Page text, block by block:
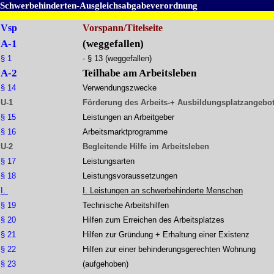
Schwerbehinderten-Ausgleichsabgabeverordnung
Vsp Vorspann/Titelseite
A-1
§ 1
A-2
§ 14
U-1
§ 15
§ 16
U-2
§ 17
§ 18
I.
§ 19
§ 20
§ 21
§ 22
§ 23
(weggefallen)
- § 13 (weggefallen)
Teilhabe am Arbeitsleben
Verwendungszwecke
Förderung des Arbeits-+
Leistungen an Arbeitgeber
Arbeitsmarktprogramme
Begleitende Hilfe im Arbeitsleben
Leistungsarten
Leistungsvoraussetzungen
I. Leistungen an schwerbehinderte Menschen
Technische Arbeitshilfen
Hilfen zum Erreichen des Arbeitsplatzes
Hilfen zur Gründung + Erhaltung einer Existenz
Hilfen zur einer behinderungsgerechten Wohnung
(aufgehoben)